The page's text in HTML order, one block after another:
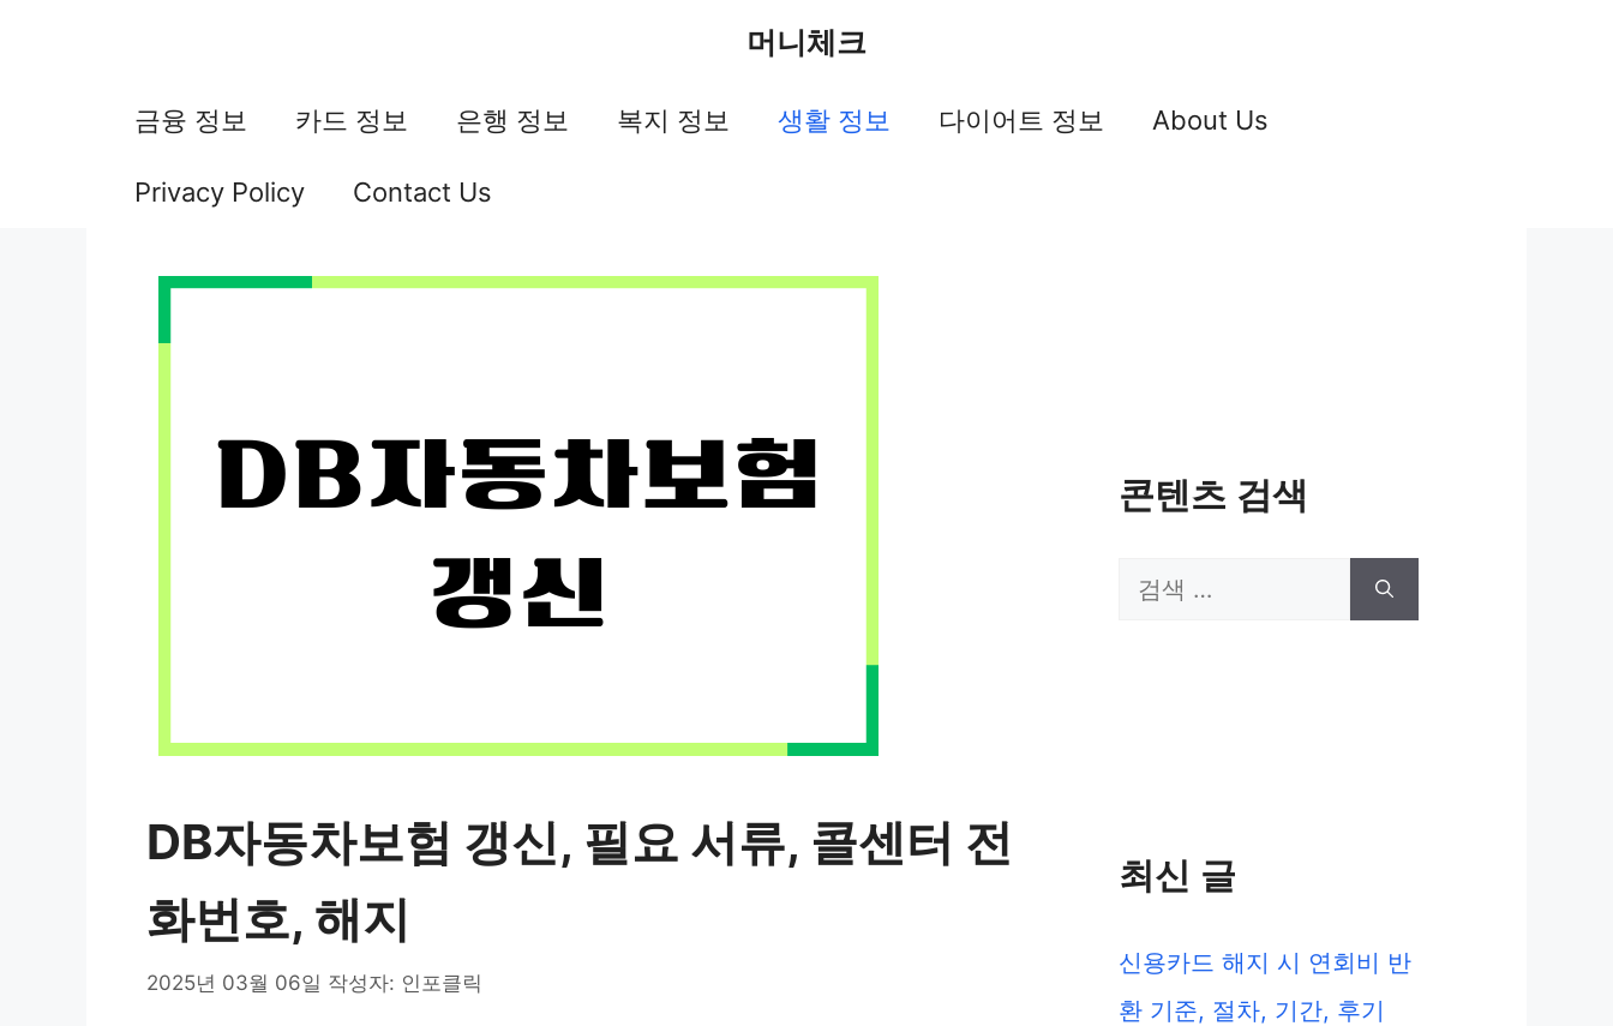
머니체크
금융 정보 카드 정보 은행 정보 복지 정보 생활 정보 다이어트 정보 About Us
Privacy Policy Contact Us
DB자동차보험 갱신, 필요 서류, 콜센터 전
화번호, 해지
2025년 03월 06일 작성자: 인포클릭
콘텐츠 검색
검
최신 글
신용카드 해지 시 연회비 반
환 기준, 절차, 기간, 후기